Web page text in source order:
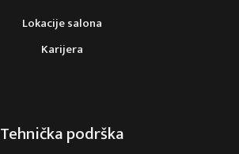
Lokacije salona
Karijera
Tehnička podrška